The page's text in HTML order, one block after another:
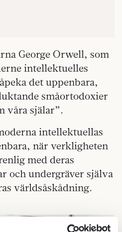
George Orwell, som
intellektuelles
det uppenbara,
småortodoxier
våra själar”.
intellektuellas
när verkligheten
med deras
och undergräver själva
världsåskådning.